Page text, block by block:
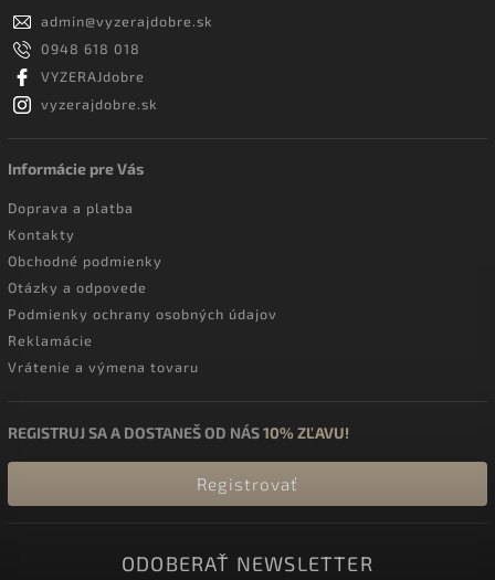
admin@vyzerajdobre.sk
0948 618 018
VYZERAJdobre
vyzerajdobre.sk
Informácie pre Vás
Doprava a platba
Kontakty
Obchodné podmienky
Otázky a odpovede
Podmienky ochrany osobných údajov
Reklamácie
Vrátenie a výmena tovaru
REGISTRUJ SA A DOSTANEŠ OD NÁS10% ZĽAVU!
Registrovať
ODOBERAŤ NEWSLETTER